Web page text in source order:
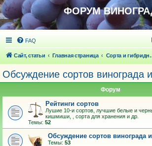
ФОРУМ
FAQ
Сайт, статьи Главная страница Сорта и
Обсуждение сортов винограда
Форум
Рейтинги сортов
Лушие 10-и сортов, лучшие белые и
кишмиши, , сорта для хранения и др.
Темы: 52
Обсуждение сортов винограда
Темы: 53